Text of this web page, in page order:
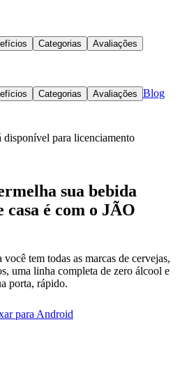
Categorias Avaliações
Categorias Avaliações Blog
disponível para licenciamento
sua bebida
casa é com o JÃO
tem todas as marcas de cervejas,
uma linha completa de zero álcool e
porta, rápido.
para Android